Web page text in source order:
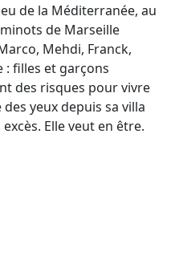
de la Méditerranée, au
de Marseille
Mehdi, Franck,
: filles et garçons
des risques pour vivre
yeux depuis sa villa
Elle veut en être.